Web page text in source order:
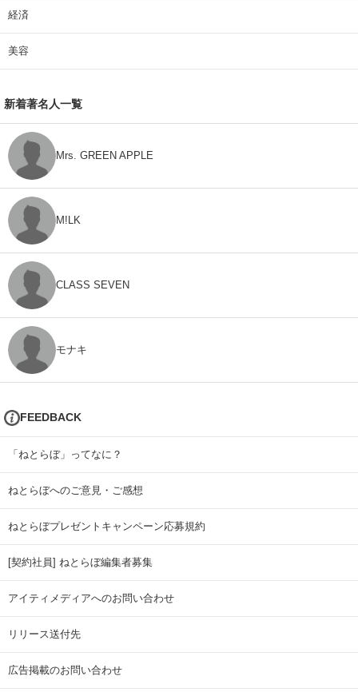
経済
美容
新着著名人一覧
Mrs. GREEN APPLE
M!LK
CLASS SEVEN
モナキ
FEEDBACK
「ねとらぼ」ってなに？
ねとらぼへのご意見・ご感想
ねとらぼプレゼントキャンペーン応募規約
[契約社員] ねとらぼ編集者募集
アイティメディアへのお問い合わせ
リリース送付先
広告掲載のお問い合わせ